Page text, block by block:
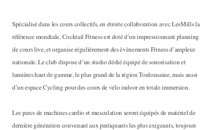
Spécialisé dans les cours collectifs, en étroite collaboration avec LesMills la
référence mondiale, Cocktail Fitness est doté d’un impressionnant planning
de cours live, et organise régulièrement des évènements Fitness d’ampleur
nationale. Le club dispose d’un studio dédié équipé de sonorisation et
lumières haut de gamme, le plus grand de la région Toulousaine, mais aussi
d’un espace Cycling pour des cours de vélo indoor en totale immersion.
Les parcs de machines cardio et musculation seront équipés de matériel de
dernière génération convenant aux pratiquants les plus exigeants, toujours